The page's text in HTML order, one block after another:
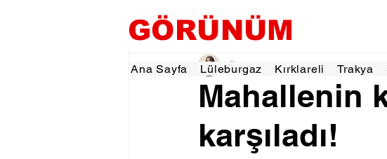
GÖRÜNÜM
Ana Sayfa Lüleburgaz Kırklareli Trakya
Mahallenin
karşıladı!
Özlem KARAKOYUN 22 Ara 20251